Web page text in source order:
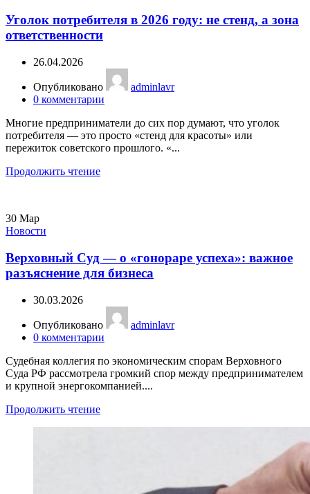
Уголок потребителя в 2026 году: не стенд, а зона
ответственности
26.04.2026
Опубликовано
adminlavr
0 комментарии
Многие предприниматели до сих пор думают, что уголок
потребителя — это просто «стенд для красоты» или
пережиток советского прошлого. «...
Продолжить чтение
30 Мар
Новости
Верховный Суд — о «гонораре успеха»: важное
разъяснение для бизнеса
30.03.2026
Опубликовано
adminlavr
0 комментарии
Судебная коллегия по экономическим спорам Верховного
Суда РФ рассмотрела громкий спор между предпринимателем
и крупной энергокомпанией....
Продолжить чтение